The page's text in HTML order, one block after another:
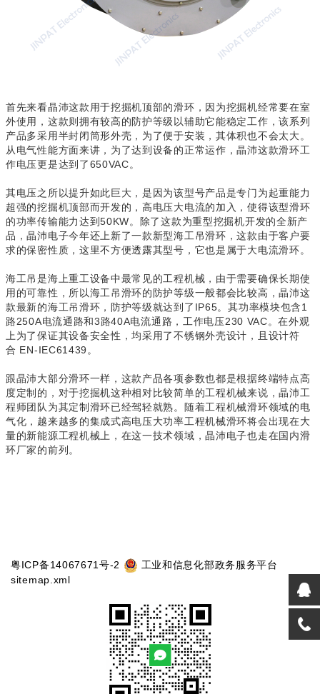
首先来看晶沛这款用于挖掘机顶部的滑环，因为挖掘机经常要在室
外使用，这款则拥有较高的防护等级以辅助它能稳定工作，该系列
产品多采用半封闭筒形外壳，为了便于安装，其体积也不会太大。
从电气性能方面来讲，为了达到设备的正常运作，晶沛这款滑环工
作电压更是达到了650VAC。
其电压之所以提升如此巨大，是因为该型号产品是专门为起重能力
超强的挖掘机顶部而开发的，高电压大电流的加入，使得该型滑环
的功率传输能力达到50KW。除了这款为重型挖掘机开发的全新产
品，晶沛电子今年还上新了一款新型海工吊滑环，这款由于客户要
求的保密性质，这里不方便透露其型号，它也是属于大电流滑环。
海工吊是海上重工设备中最常见的工程机械，由于需要确保长期使
用的可靠性，所以海工吊滑环的防护等级一般都会比较高，晶沛这
款最新的海工吊滑环，防护等级就达到了IP65。其功率模块包含1
路250A电流通路和3路40A电流通路，工作电压230 VAC。在外观
上为了保证其设备安全性，均采用了不锈钢外壳设计，且设计符
合 EN-IEC61439。
跟晶沛大部分滑环一样，这款产品各项参数也都是根据终端特点高
度定制的，对于挖掘机这种相对比较简单的工程机械来说，晶沛工
程师团队为其定制滑环已经驾轻就熟。随着工程机械滑环领域的电
气化，越来越多的集成式高电压大功率工程机械滑环将会出现在大
量的新能源工程机械上，在这一技术领域，晶沛电子也走在国内滑
环厂家的前列。
粤ICP备14067671号-2
工业和信息化部政务服务平台
sitemap.xml